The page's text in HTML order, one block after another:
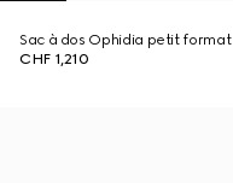
Sac à dos Ophidia petit format
CHF 1,210